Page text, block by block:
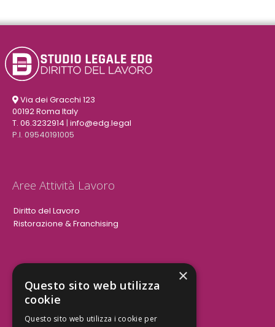
Via dei Gracchi 123
00192 Roma Italy
T. 06.3232914 | info@edg.legal
P.I. 09540191005
Aree Attività Lavoro
Diritto del Lavoro
Ristorazione & Franchising
Aree Attività Civile
Tutele del Credito
Responsabilità Civile
×
Questo sito web utilizza
cookie
Questo sito web utilizza i cookie per